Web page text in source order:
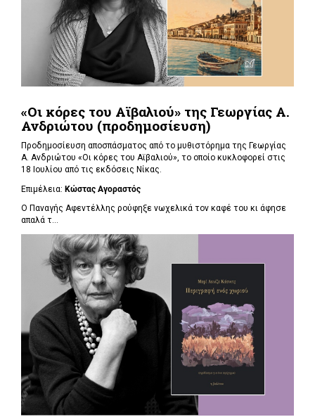
«Οι κόρες του Αϊβαλιού» της Γεωργίας Α.
Ανδριώτου (προδημοσίευση)
Προδημοσίευση αποσπάσματος από το μυθιστόρημα της Γεωργίας
Α. Ανδριώτου «Οι κόρες του Αϊβαλιού», το οποίο κυκλοφορεί στις
18 Ιουλίου από τις εκδόσεις Νίκας.
Επιμέλεια: Κώστας Αγοραστός
Ο Παναγής Αφεντέλλης ρούφηξε νωχελικά τον καφέ του κι άφησε
απαλά τ...